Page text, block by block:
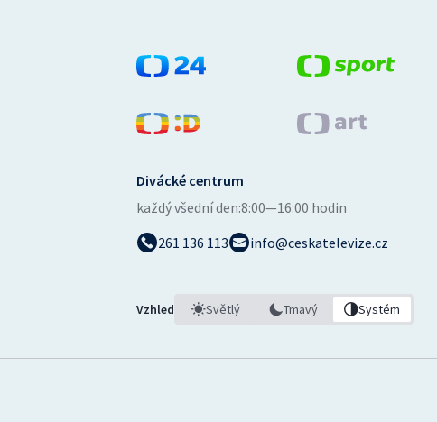
Divácké centrum
každý všední den:8:00—16:00 hodin
261 136 113
info@ceskatelevize.cz
Vzhled Světlý Tmavý Systém